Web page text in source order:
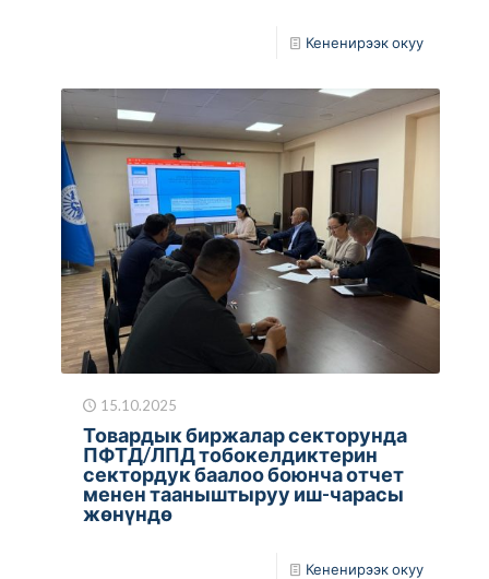
Кененирээк окуу
15.10.2025
Товардык биржалар секторунда
ПФТД/ЛПД тобокелдиктерин
сектордук баалоо боюнча отчет
менен тааныштыруу иш-чарасы
жөнүндө
Кененирээк окуу